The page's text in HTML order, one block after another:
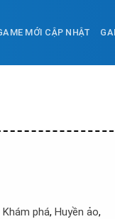
MỚI CẬP NHẬT
Khám phá, Huyền ảo,